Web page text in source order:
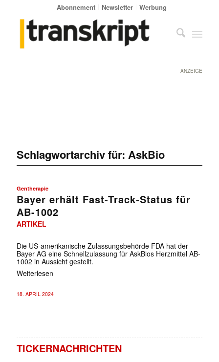
Abonnement Newsletter Werbung
ANZEIGE
Schlagwortarchiv für: AskBio
Gentherapie
Bayer erhält Fast-Track-Status für
AB-1002
ARTIKEL
Die US-amerikanische Zulassungsbehörde FDA hat der
Bayer AG eine Schnellzulassung für AskBios Herzmittel AB-
1002 in Aussicht gestellt.
Weiterlesen
18. APRIL 2024
TICKERNACHRICHTEN